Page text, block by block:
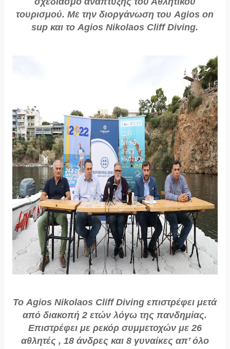
τουρισμού. Με την διοργάνωση του Agios on
sup και το Agios Nikolaos Cliff Diving.
Το Agios Nikolaos Cliff Diving επιστρέφει μετά
από διακοπή 2 ετών λόγω της πανδημίας.
Επιστρέφει με ρεκόρ συμμετοχών με 26
αθλητές , 18 άνδρες και 8 γυναίκες απ’ όλο